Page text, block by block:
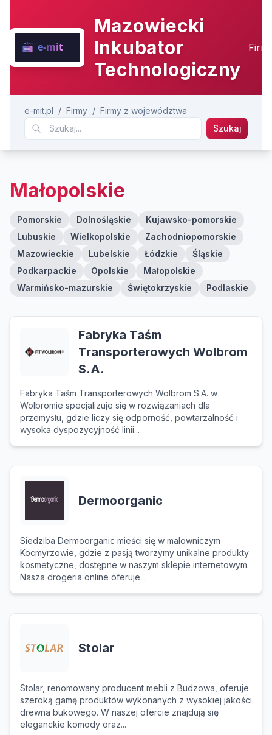
Mazowiecki
Inkubator
Technologiczny
e-mit.pl / Firmy / Firmy z województwa
Szukaj
Małopolskie
Pomorskie Dolnośląskie
Kujawsko-pomorskie
Lubuskie
Wielkopolskie
Zachodniopomorskie
Mazowieckie
Lubelskie Łódzkie
Śląskie
Podkarpackie
Opolskie
Małopolskie
Warmińsko-mazurskie
Świętokrzyskie Podlaskie
Fabryka Taśm
Transporterowych Wolbrom
S.A.
Fabryka Taśm Transporterowych Wolbrom S.A. w
Wolbromie specjalizuje się w rozwiązaniach dla
przemysłu, gdzie liczy się odporność, powtarzalność i
wysoka dyspozycyjność linii...
Dermoorganic
Siedziba Dermoorganic mieści się w malowniczym
Kocmyrzowie, gdzie z pasją tworzymy unikalne produkty
kosmetyczne, dostępne w naszym sklepie internetowym.
Nasza drogeria online oferuje...
Stolar
Stolar, renomowany producent mebli z Budzowa, oferuje
szeroką gamę produktów wykonanych z wysokiej jakości
drewna bukowego. W naszej ofercie znajdują się
eleganckie komody oraz...